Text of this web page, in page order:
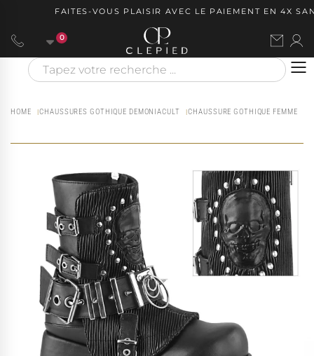
FAITES-VOUS PLAISIR AVEC LE PAIEMENT EN 4X
0
HOME CHAUSSURES GOTHIQUE DEMONIACULT CHAUSSURE GOTHIQUE FEMME